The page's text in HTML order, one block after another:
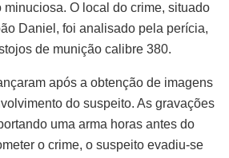
minuciosa. O local do crime, situado
Daniel, foi analisado pela perícia,
de munição calibre 380.
após a obtenção de imagens
do suspeito. As gravações
uma arma horas antes do
o crime, o suspeito evadiu-se